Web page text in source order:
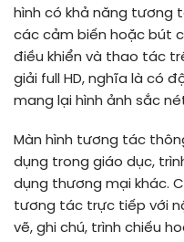
hình có khả năng tương
các cảm biến hoặc bút
điều khiển và thao tác
giải full HD, nghĩa là có
mang lại hình ảnh sắc
Màn hình tương tác
dụng trong giáo dục,
dụng thương mại khác.
tương tác trực tiếp với
vẽ, ghi chú, trình chiếu